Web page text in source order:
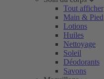
Tout afficher
Main & Pied
Lotions
Huiles
Nettoyage
Soleil
Déodorants
Savons